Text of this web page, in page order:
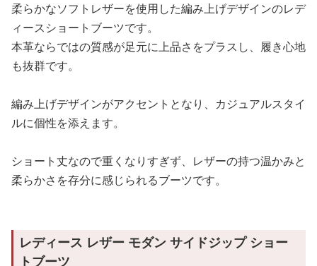
柔らかなソフトレザーを使用した編み上げデザインのレデ
ィースショートブーツです。
本革ならではの質感が足元に上品さをプラスし、履き心地
も抜群です。
編み上げデザインがアクセントとなり、カジュアルスタイ
ルに個性を添えます。
ショート丈なので重くなりすぎず、レザーの持つ温かみと
柔らかさを存分に感じられるブーツです。
レディース レザー モダン サイドジップ ショー
トブーツ